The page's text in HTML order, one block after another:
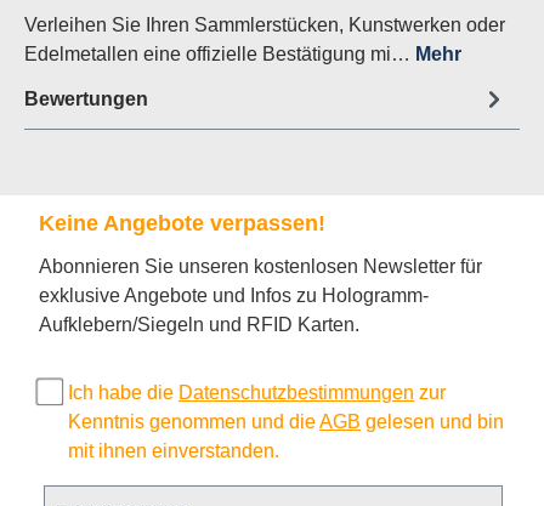
Verleihen Sie Ihren Sammlerstücken, Kunstwerken oder
Edelmetallen eine offizielle Bestätigung mi… Mehr
Bewertungen
Keine Angebote verpassen!
Abonnieren Sie unseren kostenlosen Newsletter für
exklusive Angebote und Infos zu Hologramm-
Aufklebern/Siegeln und RFID Karten.
Ich habe die Datenschutzbestimmungen zur
Kenntnis genommen und dieAGB gelesen und bin
mit ihnen einverstanden.